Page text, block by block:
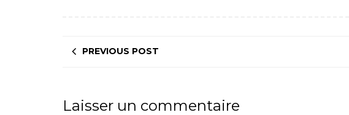
PREVIOUS POST
Laisser un commentaire